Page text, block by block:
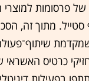
של פרסומות
מתוך זה,
כרטיס האשראי